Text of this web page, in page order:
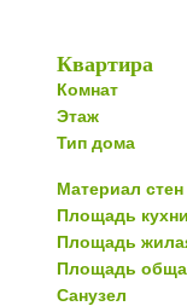
Квартира
Комнат
Этаж
Тип дома
Материал стен
Площадь
Площадь
Площадь
Санузел